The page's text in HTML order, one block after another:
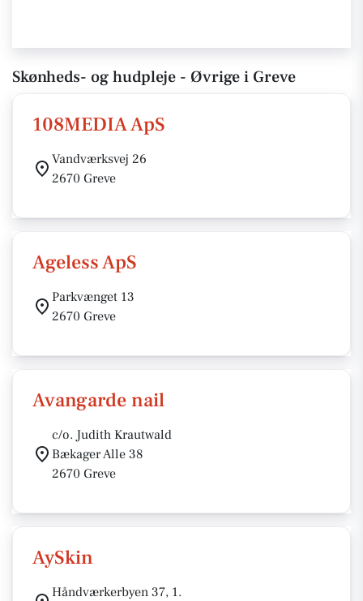
Skønheds- og hudpleje - Øvrige i Greve
108MEDIA ApS
Vandværksvej 26
2670 Greve
Ageless ApS
Parkvænget 13
2670 Greve
Avangarde nail
c/o. Judith Krautwald
Bækager Alle 38
2670 Greve
AySkin
Håndværkerbyen 37, 1.